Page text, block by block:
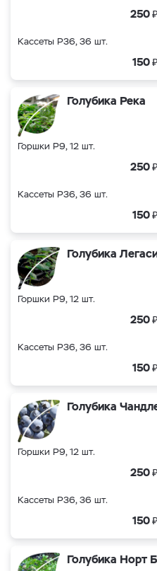
250₽
Кассеты Р36, 36 шт.
150₽
Голубика Река
Горшки Р9, 12 шт.
250₽
Кассеты Р36, 36 шт.
150₽
Голубика
Горшки Р9, 12 шт.
250₽
Кассеты Р36, 36 шт.
150₽
Голубика
Горшки Р9, 12 шт.
250₽
Кассеты Р36, 36 шт.
150₽
Голубика Норт